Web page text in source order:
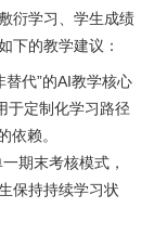
衍学习、学生成绩
下的教学建议：
替代”的AI教学核心
于定制化学习路径
依赖。
期末考核模式，
保持持续学习状